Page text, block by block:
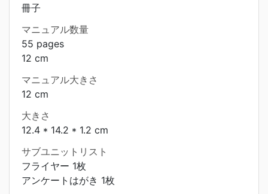
冊子
マニュアル数量
55 pages
12 cm
マニュアル大きさ
12 cm
大きさ
12.4 * 14.2 * 1.2 cm
サブユニットリスト
フライヤー 1枚
アンケートはがき 1枚